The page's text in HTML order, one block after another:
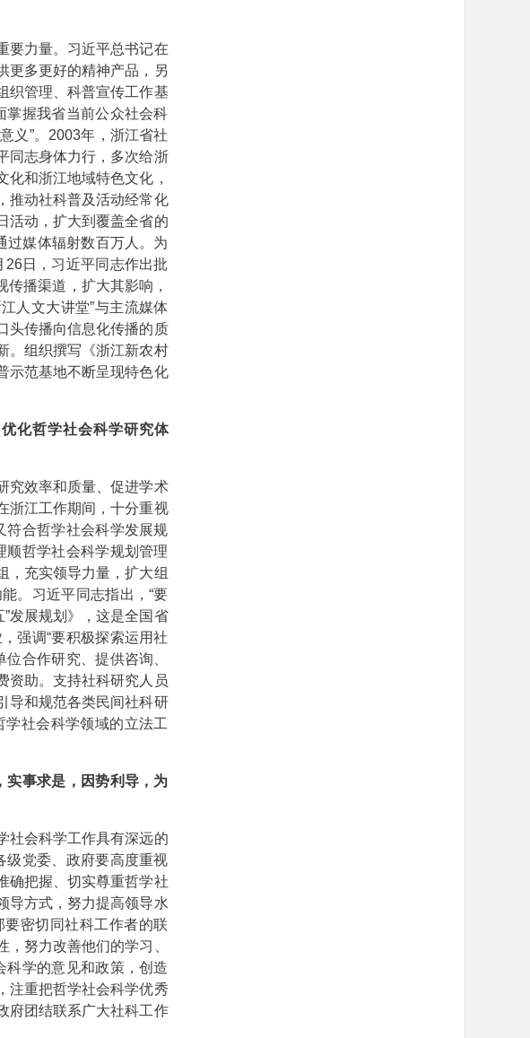
力量。习近平总书记在
更多更好的精神产品，另
织管理、科普宣传工作基
掌握我省当前公众社会科
义”。2003年，浙江省社
同志身体力行，多次给浙
和浙江地域特色文化，
推动社科普及活动经常化
活动，扩大到覆盖全省的
过媒体辐射数百万人。为
26日，习近平同志作出批
传播渠道，扩大其影响，
人文大讲堂”与主流媒体
头传播向信息化传播的质
。组织撰写《浙江新农村
示范基地不断呈现特色化
化哲学社会科学研究体
效率和质量、促进学术
浙江工作期间，十分重视
符合哲学社会科学发展规
顺哲学社会科学规划管理
，充实领导力量，扩大组
。习近平同志指出，“要
发展规划》，这是全国省
强调“要积极探索运用社
合作研究、提供咨询、
资助。支持社科研究人员
导和规范各类民间社科研
社会科学领域的立法工
事求是，因势利导，为
会科学工作具有深远的
级党委、政府要高度重视
确把握、切实尊重哲学社
导方式，努力提高领导水
密切同社科工作者的联
努力改善他们的学习、
科学的意见和政策，创造
注重把哲学社会科学优秀
府团结联系广大社科工作